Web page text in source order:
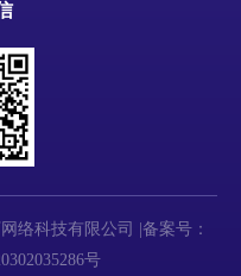
络科技有限公司 |备案号：
号